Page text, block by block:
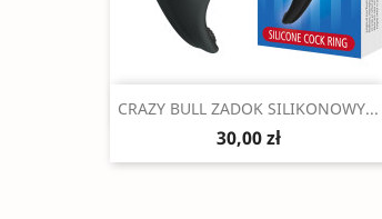
Szybki podgląd
CRAZY BULL ZADOK SILIKONOWY...
30,00 zł